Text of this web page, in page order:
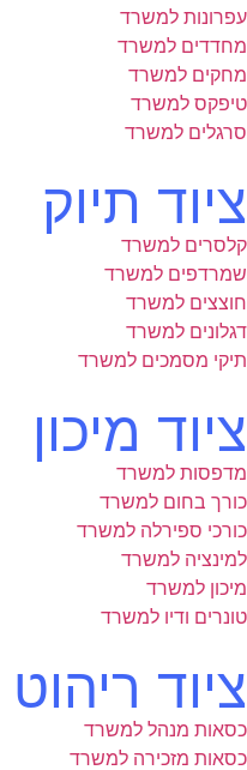
עפרונות למשרד
מחדדים למשרד
מחקים למשרד
טיפקס למשרד
סרגלים למשרד
ציוד תיוק
קלסרים למשרד
שמרדפים למשרד
חוצצים למשרד
דגלונים למשרד
תיקי מסמכים למשרד
ציוד מיכון
מדפסות למשרד
כורך בחום למשרד
כורכי ספירלה למשרד
למינציה למשרד
מיכון למשרד
טונרים ודיו למשרד
ציוד ריהוט
כסאות מנהל למשרד
כסאות מזכירה למשרד